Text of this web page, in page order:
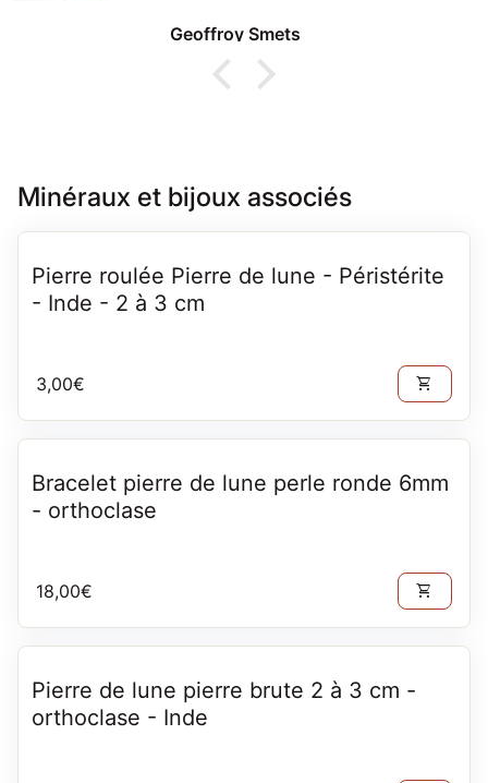
Geoffroy Smets
Minéraux et bijoux associés
Pierre roulée Pierre de lune - Péristérite
- Inde - 2 à 3 cm
Prix normal
3,00€ shopping_cart
Bracelet pierre de lune perle ronde 6mm
- orthoclase
Prix normal
18,00€ shopping_cart
Pierre de lune pierre brute 2 à 3 cm -
orthoclase - Inde